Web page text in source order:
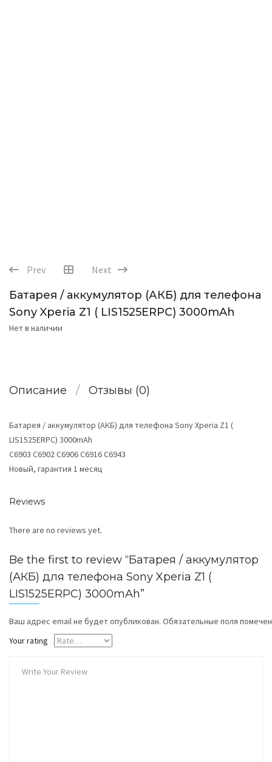
Prev Next
Батарея / аккумулятор (АКБ) для телефона
Sony Xperia Z1 ( LIS1525ERPC) 3000mAh
Нет в наличии
Описание Отзывы (0)
Батарея / аккумулятор (АКБ) для телефона Sony Xperia Z1 (
LIS1525ERPC) 3000mAh
C6903 C6902 C6906 C6916 C6943
Новый, гарантия 1 месяц
Reviews
There are no reviews yet.
Be the first to review “Батарея / аккумулятор
(АКБ) для телефона Sony Xperia Z1 (
LIS1525ERPC) 3000mAh”
Ваш адрес email не будет опубликован. Обязательные поля
Your rating